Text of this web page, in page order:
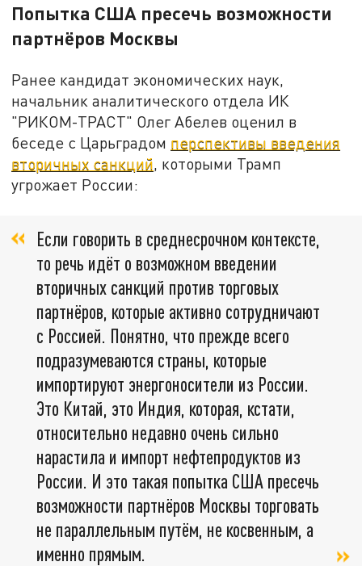
Попытка США пресечь возможности
партнёров Москвы
Ранее кандидат экономических наук,
начальник аналитического отдела ИК
"РИКОМ-ТРАСТ" Олег Абелев оценил в
беседе с Царьградом перспективы введения
вторичных санкций, которыми Трамп
угрожает России:
Если говорить в среднесрочном контексте,
то речь идёт о возможном введении
вторичных санкций против торговых
партнёров, которые активно сотрудничают
с Россией. Понятно, что прежде всего
подразумеваются страны, которые
импортируют энергоносители из России.
Это Китай, это Индия, которая, кстати,
относительно недавно очень сильно
нарастила и импорт нефтепродуктов из
России. И это такая попытка США пресечь
возможности партнёров Москвы торговать
не параллельным путём, не косвенным, а
именно прямым.